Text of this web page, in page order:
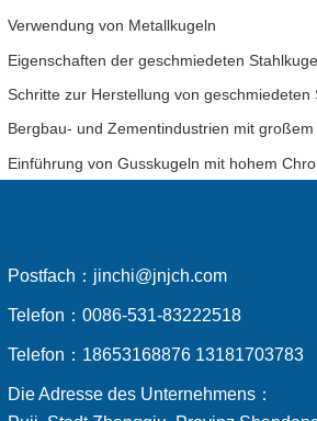
Verwendung von Metallkugeln
Eigenschaften der geschmiedeten
Schritte zur Herstellung von geschmiedeten
Einführung von Gusskugeln mit hohem
Postfach： jinchi@jnjch.com
Telefon： 0086-531-83222518
Telefon： 18653168876 13181703783
Die Adresse des Unternehmens：